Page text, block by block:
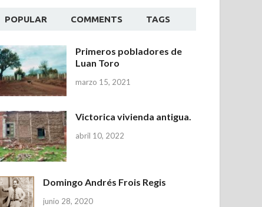
POPULAR COMMENTS TAGS
Primeros pobladores de
Luan Toro
marzo 15, 2021
Victorica vivienda antigua.
abril 10, 2022
Domingo Andrés Frois Regis
junio 28, 2020